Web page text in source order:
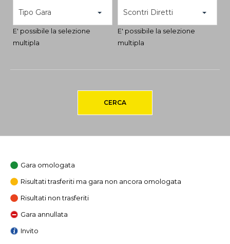
Tipo Gara
E' possibile la selezione
multipla
Scontri Diretti
E' possibile la selezione
multipla
CERCA
Gara omologata
Risultati trasferiti ma gara non ancora omologata
Risultati non trasferiti
Gara annullata
Invito